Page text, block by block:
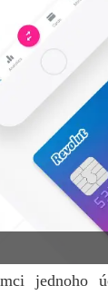
jednoho